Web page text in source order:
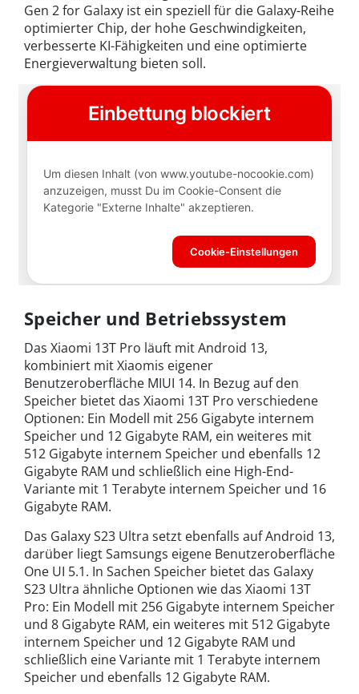
Gen 2 for Galaxy ist ein speziell für die Galaxy-Reihe
optimierter Chip, der hohe Geschwindigkeiten,
verbesserte KI-Fähigkeiten und eine optimierte
Energieverwaltung bieten soll.
Speicher und Betriebssystem
Das Xiaomi 13T Pro läuft mit Android 13,
kombiniert mit Xiaomis eigener
Benutzeroberfläche MIUI 14. In Bezug auf den
Speicher bietet das Xiaomi 13T Pro verschiedene
Optionen: Ein Modell mit 256 Gigabyte internem
Speicher und 12 Gigabyte RAM, ein weiteres mit
512 Gigabyte internem Speicher und ebenfalls 12
Gigabyte RAM und schließlich eine High-End-
Variante mit 1 Terabyte internem Speicher und 16
Gigabyte RAM.
Das Galaxy S23 Ultra setzt ebenfalls auf Android 13,
darüber liegt Samsungs eigene Benutzeroberfläche
One UI 5.1. In Sachen Speicher bietet das Galaxy
S23 Ultra ähnliche Optionen wie das Xiaomi 13T
Pro: Ein Modell mit 256 Gigabyte internem Speicher
und 8 Gigabyte RAM, ein weiteres mit 512 Gigabyte
internem Speicher und 12 Gigabyte RAM und
schließlich eine Variante mit 1 Terabyte internem
Speicher und ebenfalls 12 Gigabyte RAM.